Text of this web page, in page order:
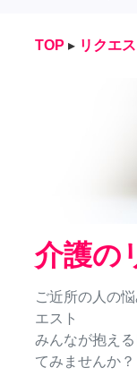
TOP ▸ リクエス
介護の
ご近所の人の
エスト
みんなが抱え
てみませんか？